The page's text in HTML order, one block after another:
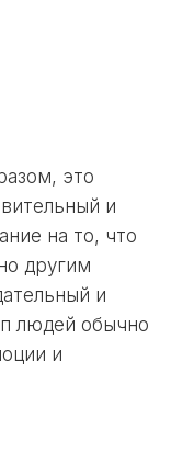
это
и
на то, что
другим
и
людей обычно
и